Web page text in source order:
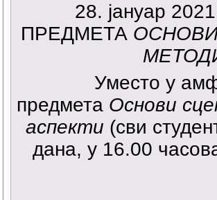
28. јануар
ПРЕДМЕТА
Уместо у
предмета Основи
аспекти (сви
дана, у 16.00